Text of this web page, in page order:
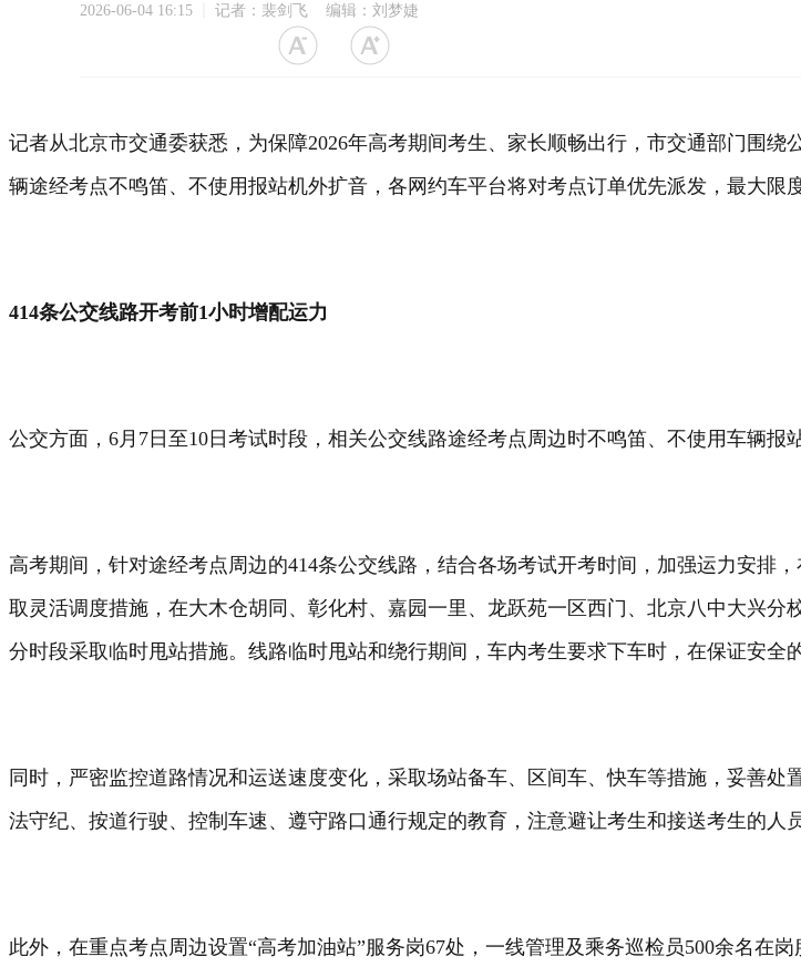
2026-06-04 16:15 记者：裴剑飞 编辑：刘梦婕
记者从北京市交通委获悉，为保障2026年高考期间考生、家长顺畅出行，市交通部门围
辆途经考点不鸣笛、不使用报站机外扩音，各网约车平台将对考点订单优先派发，最大限
414条公交线路开考前1小时增配运力
公交方面，6月7日至10日考试时段，相关公交线路途经考点周边时不鸣笛、不使用车辆报
高考期间，针对途经考点周边的414条公交线路，结合各场考试开考时间，加强运力安排
取灵活调度措施，在大木仓胡同、彰化村、嘉园一里、龙跃苑一区西门、北京八中大兴
分时段采取临时甩站措施。线路临时甩站和绕行期间，车内考生要求下车时，在保证安全
同时，严密监控道路情况和运送速度变化，采取场站备车、区间车、快车等措施，妥善
法守纪、按道行驶、控制车速、遵守路口通行规定的教育，注意避让考生和接送考生的人
此外，在重点考点周边设置“高考加油站”服务岗67处，一线管理及乘务巡检员500余名在